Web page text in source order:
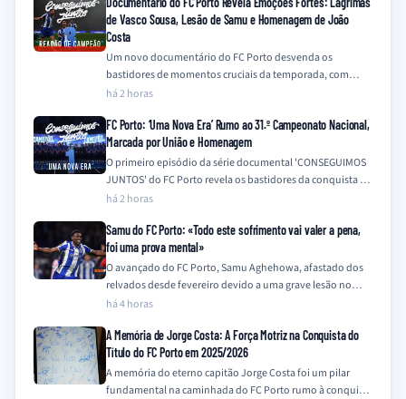
de Vasco Sousa, Lesão de Samu e Homenagem de João
Costa
Um novo documentário do FC Porto desvenda os
bastidores de momentos cruciais da temporada, com
destaque para a emotiva recuperação de Vasco…
há 2 horas
FC Porto: ‘Uma Nova Era’ Rumo ao 31.º Campeonato Nacional,
Marcada por União e Homenagem
O primeiro episódio da série documental 'CONSEGUIMOS
JUNTOS' do FC Porto revela os bastidores da conquista do
31.º Campeonato Nacional na época…
há 2 horas
Samu do FC Porto: «Todo este sofrimento vai valer a pena,
foi uma prova mental»
O avançado do FC Porto, Samu Aghehowa, afastado dos
relvados desde fevereiro devido a uma grave lesão no
joelho, descreveu o seu…
há 4 horas
A Memória de Jorge Costa: A Força Motriz na Conquista do
Título do FC Porto em 2025/2026
A memória do eterno capitão Jorge Costa foi um pilar
fundamental na caminhada do FC Porto rumo à conquista